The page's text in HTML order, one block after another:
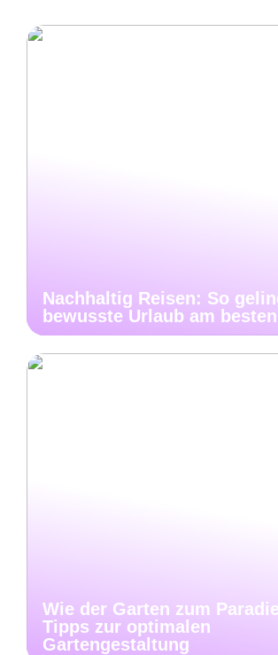
Nachhaltig Reisen: So
bewusste Urlaub am besten
Wie der Garten zum
Tipps zur optimalen
Gartengestaltung